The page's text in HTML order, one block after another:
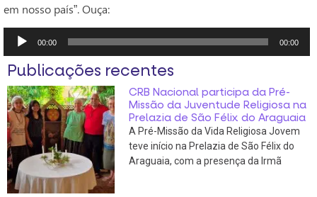
em nosso país”. Ouça:
Tocador
de
áudio
00:00 00:00
Publicações recentes
CRB Nacional participa da Pré-
Missão da Juventude Religiosa na
Prelazia de São Félix do Araguaia
A Pré-Missão da Vida Religiosa Jovem
teve início na Prelazia de São Félix do
Araguaia, com a presença da Irmã